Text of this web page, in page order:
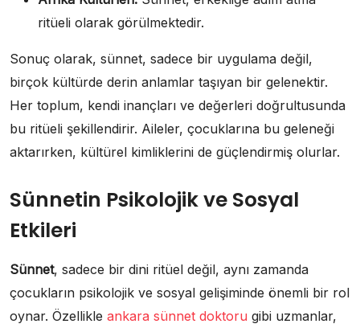
ritüeli olarak görülmektedir.
Sonuç olarak, sünnet, sadece bir uygulama değil,
birçok kültürde derin anlamlar taşıyan bir gelenektir.
Her toplum, kendi inançları ve değerleri doğrultusunda
bu ritüeli şekillendirir. Aileler, çocuklarına bu geleneği
aktarırken, kültürel kimliklerini de güçlendirmiş olurlar.
Sünnetin Psikolojik ve Sosyal
Etkileri
Sünnet, sadece bir dini ritüel değil, aynı zamanda
çocukların psikolojik ve sosyal gelişiminde önemli bir rol
oynar. Özellikle ankara sünnet doktoru gibi uzmanlar,